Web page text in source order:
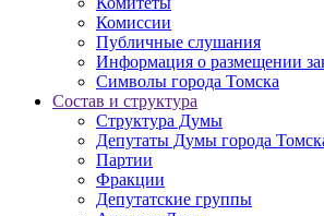
Комиссии
Публичные слушания
Информация о размещении
Символы города Томска
Состав и структура
Структура Думы
Депутаты Думы города
Партии
Фракции
Депутатские группы